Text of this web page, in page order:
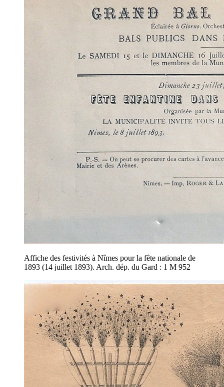
Affiche des festivités à Nîmes pour la fête nationale de
1893 (14 juillet 1893). Arch. dép. du Gard : 1 M 952